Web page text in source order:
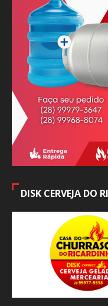
DISK CERVEJA DO